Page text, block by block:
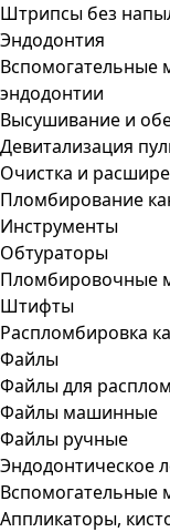
Штрипсы без
Эндодонтия
Вспомогательные
эндодонтии
Высушивание и
Девитализация
Очистка и
Пломбирование
Инструменты
Обтураторы
Пломбировочные
Штифты
Распломбировка
Файлы
Файлы для
Файлы машинные
Файлы ручные
Эндодонтическое
Вспомогательные
Аппликаторы,